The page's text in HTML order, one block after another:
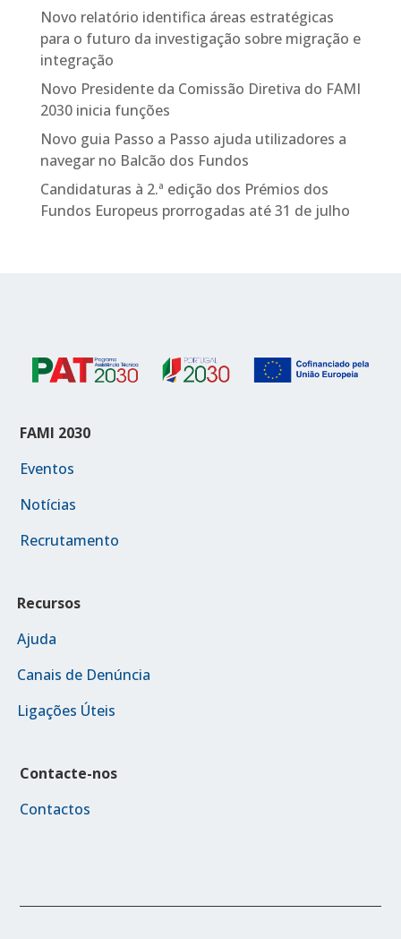
Novo relatório identifica áreas estratégicas
para o futuro da investigação sobre migração e
integração
Novo Presidente da Comissão Diretiva do FAMI
2030 inicia funções
Novo guia Passo a Passo ajuda utilizadores a
navegar no Balcão dos Fundos
Candidaturas à 2.ª edição dos Prémios dos
Fundos Europeus prorrogadas até 31 de julho
FAMI 2030
Eventos
Notícias
Recrutamento
Recursos
Ajuda
Canais de Denúncia
Ligações Úteis
Contacte-nos
Contactos